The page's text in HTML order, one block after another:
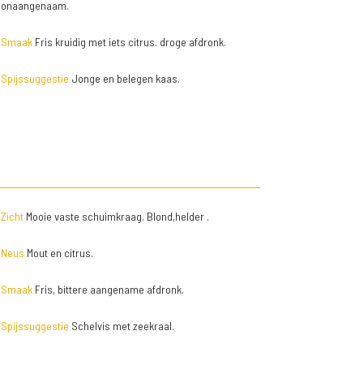
onaangenaam.
SmaakFris kruidig met iets citrus. droge afdronk.
Spijssuggestie Jonge en belegen kaas.
ZichtMooie vaste schuimkraag. Blond,helder .
Neus Mout en citrus.
SmaakFris, bittere aangename afdronk.
Spijssuggestie Schelvis met zeekraal.